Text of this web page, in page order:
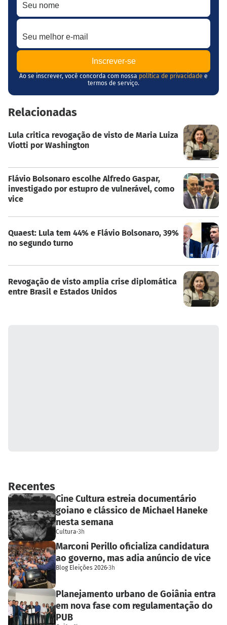
Seu melhor e-mail
Ao se inscrever, você concorda com nossa política de privacidade e
termos de serviço.
Relacionadas
Lula critica revogação de visto de Maria Luiza
Viotti por Washington
Flávio Bolsonaro escolhe Alfredo Gaspar,
investigado por estupro de vulnerável, como
vice
Quaest: Lula tem 44% e Flávio Bolsonaro, 39%
no segundo turno
Revogação de visto amplia crise diplomática
entre Brasil e Estados Unidos
Recentes
Cine Cultura estreia documentário
goiano e clássico de Michael Haneke
nesta semana
Cultura·3h
Marconi Perillo oficializa candidatura
ao governo, mas adia anúncio de vice
Blog Eleições 2026·3h
Planejamento urbano de Goiânia entra
em nova fase com regulamentação do
PUB